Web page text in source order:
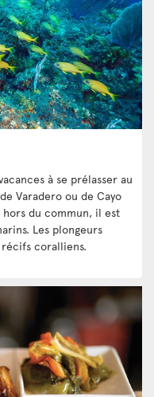
à se prélasser au
Varadero ou de Cayo
du commun, il est
Les plongeurs
coralliens.